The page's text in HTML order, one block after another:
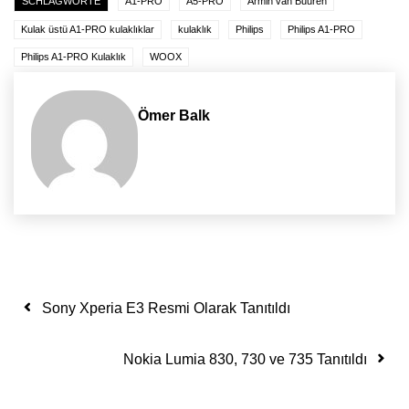
Kulak üstü A1-PRO kulaklıklar kulaklık Philips Philips A1-PRO
Philips A1-PRO Kulaklık WOOX
Ömer Balk
Yazı dolaşımı
Sony Xperia E3 Resmi Olarak Tanıtıldı
Nokia Lumia 830, 730 ve 735 Tanıtıldı